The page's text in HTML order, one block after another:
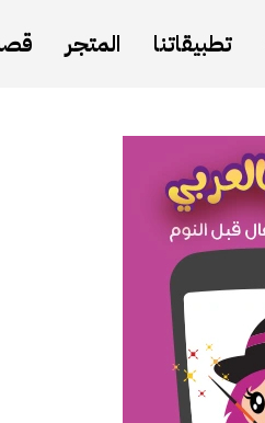
تطبيقاتنا المتجر